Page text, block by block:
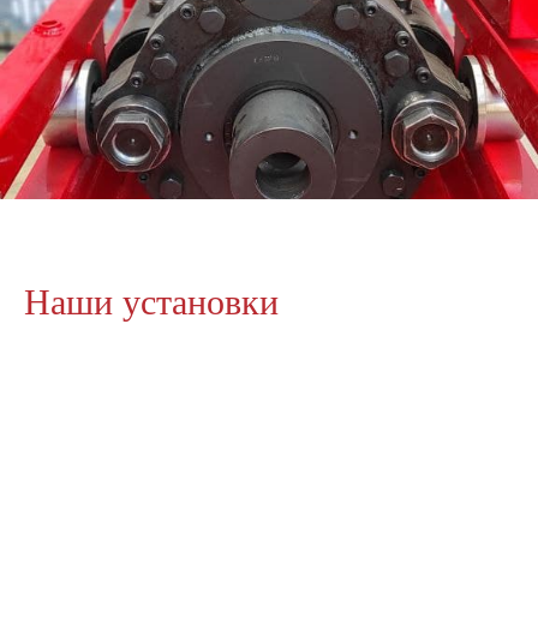
Наши установки